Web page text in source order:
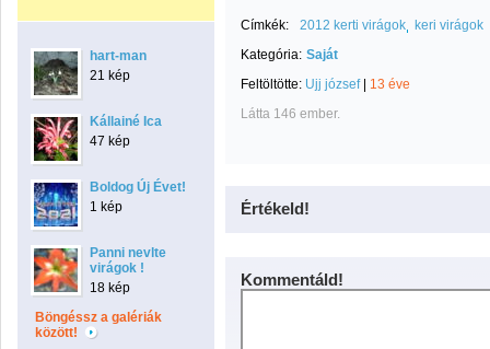
hart-man
21 kép
Kállainé Ica
47 kép
Boldog Új Évet!
1 kép
Panni nevlte
virágok !
18 kép
Böngéssz a galériák
között!
Címkék: 2012 kerti virágok
keri virágok
Kategória: Saját
Feltöltötte: Ujj józsef| 13 éve
Látta 146 ember.
Értékeld!
Kommentáld!